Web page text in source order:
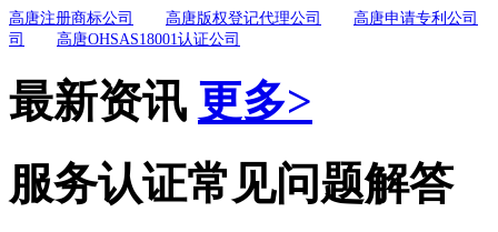
高唐注册商标公司 高唐版权登记代理公司
高唐申请专利公司
司
高唐OHSAS18001认证公司
最新资讯 更多>
服务认证常见问题解答